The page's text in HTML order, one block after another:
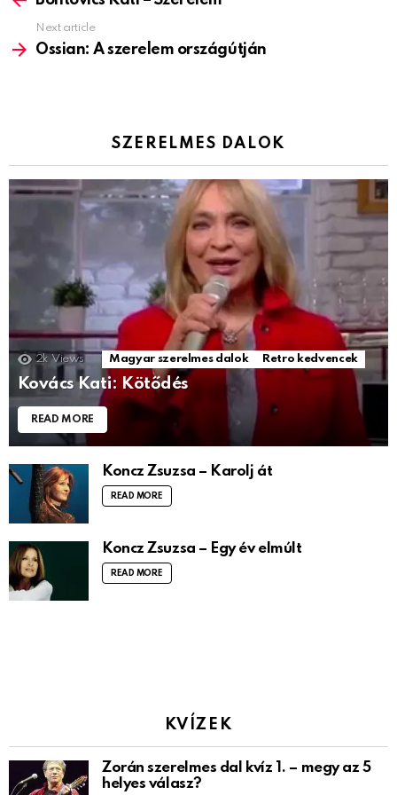
Next article
Ossian: A szerelem országútján
SZERELMES DALOK
2k Views Magyar szerelmes dalok Retro kedvencek
Kovács Kati: Kötődés
READ MORE
Koncz Zsuzsa – Karolj át
READ MORE
Koncz Zsuzsa – Egy év elmúlt
READ MORE
KVÍZEK
Zorán szerelmes dal kvíz 1. – megy az 5
helyes válasz?